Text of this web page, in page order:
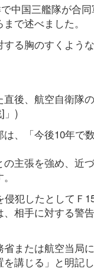
中国三艦隊が合
で述べました。
る胸のすくような
後、航空自衛隊
」)
、「今後10年で
主張を強め、近
犯したとしてＦ
相手に対する警
または航空当局
講じる」と明記し